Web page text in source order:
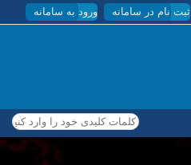
ثبت نام در سامانه ورود به سامانه
کلمات کلیدی خود را وارد کنید